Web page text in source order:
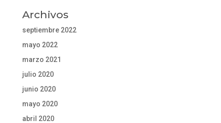
Archivos
septiembre 2022
mayo 2022
marzo 2021
julio 2020
junio 2020
mayo 2020
abril 2020